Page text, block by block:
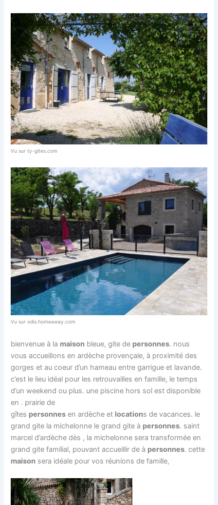
Vu sur ty-gites.com
Vu sur odis.homeaway.com
bienvenue à la maison bleue, gite de personnes. nous
vous accueillons en ardèche provençale, à proximité des
gorges et au coeur d’un hameau entre garrigue et lavande.
c’est le lieu idéal pour les retrouvailles en famille, le temps
d’un weekend ou plus. une piscine hors sol est disponible
en . prairie de
gîtes personnes en ardèche et locations de vacances. le
grand gite la michelonne le grand gite à personnes. saint
marcel d’ardèche dès , la michelonne sera transformée en
grand gite familial, pouvant accueillir de à personnes. cette
maison sera idéale pour vos réunions de famille,